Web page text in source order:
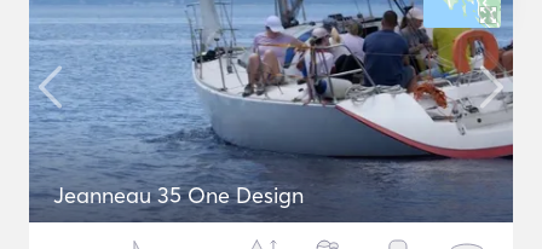
Jeanneau 35 One Design